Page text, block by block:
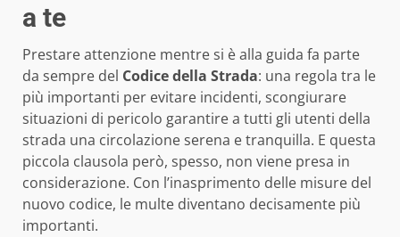
a te
Prestare attenzione mentre si è alla guida fa parte
da sempre del Codice della Strada: una regola tra le
più importanti per evitare incidenti, scongiurare
situazioni di pericolo garantire a tutti gli utenti della
strada una circolazione serena e tranquilla. E questa
piccola clausola però, spesso, non viene presa in
considerazione. Con l’inasprimento delle misure del
nuovo codice, le multe diventano decisamente più
importanti.